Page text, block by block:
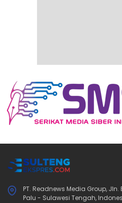
PT. Readnews Media Group,
Palu - Sulawesi Tengah,